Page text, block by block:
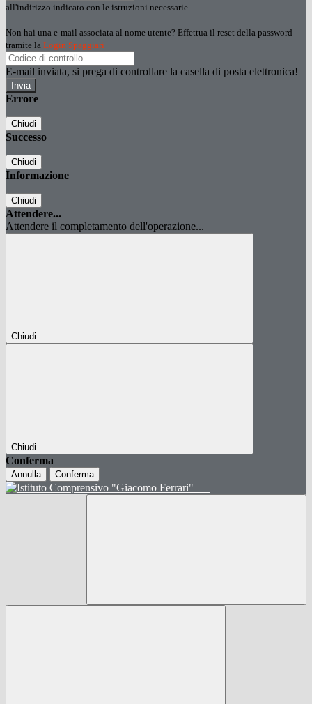
all'indirizzo indicato con le istruzioni necessarie.
Non hai una e-mail associata al nome utente? Effettua il reset della password
tramite la Login Spaggiari
E-mail inviata, si prega di controllare la casella di posta elettronica!
Errore
Chiudi
Successo
Chiudi
Informazione
Chiudi
Attendere...
Attendere il completamento dell'operazione...
Chiudi
Chiudi
Conferma
Annulla Conferma